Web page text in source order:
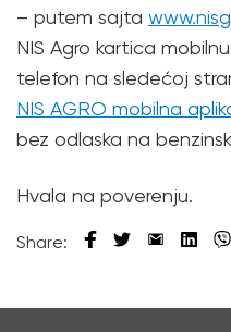
– putem sajta
NIS Agro kartica
telefon na sledećoj
NIS AGRO mobilna
bez odlaska na
Hvala na poverenju.
Share: